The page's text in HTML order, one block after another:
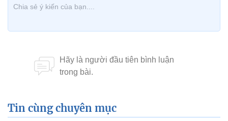
Tin cùng chuyên mục